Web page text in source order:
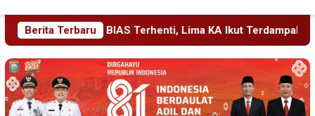
Berita Terbaru
KA Ikut Terdampak, KAI Daop 7 Gerak Cepat Pulihkan